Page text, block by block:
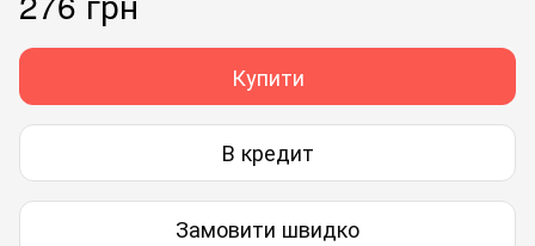
Купити
В кредит
Замовити швидко